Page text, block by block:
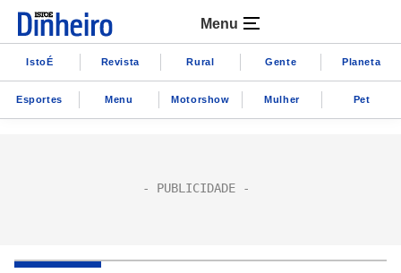
Menu
IstoÉ Revista Rural Gente Planeta
Esportes Menu Motorshow Mulher Pet